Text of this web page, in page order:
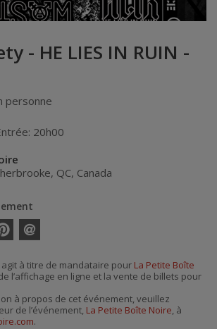
- HE LIES IN RUIN -
personne
20h00
, QC, Canada
courriel
à titre de mandataire pour La Petite Boîte
l’affichage en ligne et la vente de billets pour
à propos de cet événement, veuillez
de l’événement, La Petite Boîte Noire, à
.